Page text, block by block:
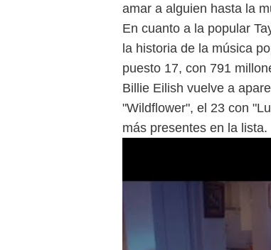
amar a alguien hasta la
En cuanto a la popular
la historia de la música
puesto 17, con 791
Billie Eilish vuelve a
"Wildflower", el 23 con
más presentes en la lista.